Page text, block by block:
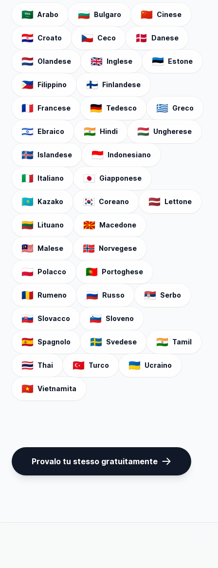
🇸🇦 Arabo 🇧🇬 Bulgaro 🇨🇳 Cinese
🇭🇷 Croato 🇨🇿 Ceco 🇩🇰 Danese
🇳🇱 Olandese 🇬🇧 Inglese 🇪🇪 Estone
🇵🇭 Filippino 🇫🇮 Finlandese
🇫🇷 Francese 🇩🇪 Tedesco 🇬🇷 Greco
🇮🇱 Ebraico 🇮🇳 Hindi 🇭🇺 Ungherese
🇮🇸 Islandese 🇮🇩 Indonesiano
🇮🇹 Italiano 🇯🇵 Giapponese
🇰🇿 Kazako 🇰🇷 Coreano 🇱🇻 Lettone
🇱🇹 Lituano 🇲🇰 Macedone
🇲🇾 Malese 🇳🇴 Norvegese
🇵🇱 Polacco 🇵🇹 Portoghese
🇷🇴 Rumeno 🇷🇺 Russo 🇷🇸 Serbo
🇸🇰 Slovacco 🇸🇮 Sloveno
🇪🇸 Spagnolo 🇸🇪 Svedese 🇮🇳 Tamil
🇹🇭 Thai 🇹🇷 Turco 🇺🇦 Ucraino
🇻🇳 Vietnamita
Provalo tu stesso gratuitamente